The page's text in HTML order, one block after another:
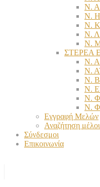
Ν.
Ν.
Ν.
Ν.
Ν.
ΣΤΕΡΕΑ
Ν.
Ν.
Ν.
Ν.
Ν.
Ν.
Εγγραφή Μελών
Αναζήτηση
Σύνδεσμοι
Επικοινωνία